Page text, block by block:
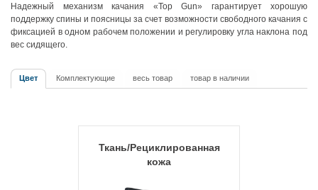
Надежный механизм качания «Top Gun» гарантирует хорошую
поддержку спины и поясницы за счет возможности свободного качания с
фиксацией в одном рабочем положении и регулировку угла наклона под
вес сидящего.
Цвет Комплектующие весь товар товар в наличии
Ткань/Рециклированная
кожа